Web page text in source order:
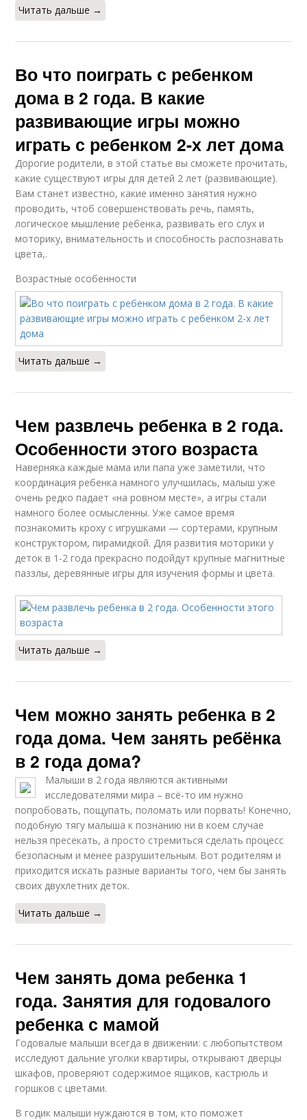
Читать дальше →
Во что поиграть с ребенком
дома в 2 года. В какие
развивающие игры можно
играть с ребенком 2-х лет дома
Дорогие родители, в этой статье вы сможете прочитать,
какие существуют игры для детей 2 лет (развивающие).
Вам станет известно, какие именно занятия нужно
проводить, чтоб совершенствовать речь, память,
логическое мышление ребенка, развивать его слух и
моторику, внимательность и способность распознавать
цвета,.
Возрастные особенности
Читать дальше →
Чем развлечь ребенка в 2 года.
Особенности этого возраста
Наверняка каждые мама или папа уже заметили, что
координация ребенка намного улучшилась, малыш уже
очень редко падает «на ровном месте», а игры стали
намного более осмысленны. Уже самое время
познакомить кроху с игрушками — сортерами, крупным
конструктором, пирамидкой. Для развития моторики у
деток в 1-2 года прекрасно подойдут крупные магнитные
паззлы, деревянные игры для изучения формы и цвета.
Читать дальше →
Чем можно занять ребенка в 2
года дома. Чем занять ребёнка
в 2 года дома?
Малыши в 2 года являются активными
исследователями мира – всё-то им нужно
попробовать, пощупать, поломать или порвать! Конечно,
подобную тягу малыша к познанию ни в коем случае
нельзя пресекать, а просто стремиться сделать процесс
безопасным и менее разрушительным. Вот родителям и
приходится искать разные варианты того, чем бы занять
своих двухлетних деток.
Читать дальше →
Чем занять дома ребенка 1
года. Занятия для годовалого
ребенка с мамой
Годовалые малыши всегда в движении: с любопытством
исследуют дальние уголки квартиры, открывают дверцы
шкафов, проверяют содержимое ящиков, кастрюль и
горшков с цветами.
В годик малыши нуждаются в том, кто поможет